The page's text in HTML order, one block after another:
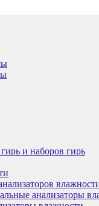
и наборов гирь
анализаторы